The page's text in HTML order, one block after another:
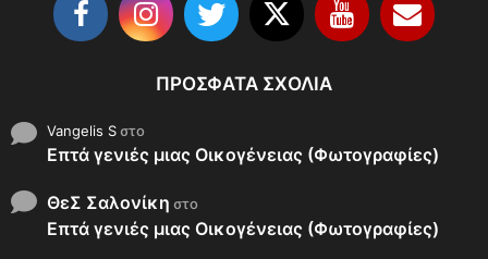
ΠΡΟΣΦΑΤΑ ΣΧΟΛΙΑ
Vangelis Sστο
Επτά γενιές μιας Οικογένειας (Φωτογραφίες)
ΘεΣ Σαλονίκη στο
Επτά γενιές μιας Οικογένειας (Φωτογραφίες)